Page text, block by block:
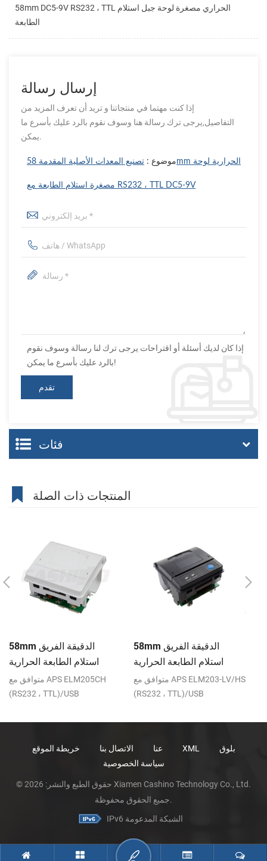
58mm DC5-9V RS232 ، TTL الحراري مصغرة لوحة جبل استلام
الطابعة
إرسال رسالة
إذا كنت مهتما في منتجاتنا و تريد أن تعرف المزيد من
التفاصيل,يرجى ترك رسالة هنا وسوف نقوم بالرد عليك بأسرع ما
يمكن.
موضوع : تصنيع المعدات الأصلية المقدمة 58mm الحرارية لوحة
مصغرة استلام الطابعة مع RS232 ، TTL DC5-9V
إذا كان لديك أسئلة أو اقتراحات يرجى ترك لنا رسالة وسوف نقوم
بالرد عليك بأسرع ما يمكن!
فئات
المنتجات ذات الصلة
58mm الدقيقة الفريق
استلام الطابعة الحرارية
CSN-A1
متوافق مع APS ELM205CH
(RS232 ، TTL)/USB
58mm الدقيقة الفريق
استلام الطابعة الحرارية
CSN-A1K
متوافق مع APS ELM203-LV/HS
(RS232 ، TTL)/USB
عنا الاتصال بنا خريطة الموقع XML
بلوق
سياسة الخصوصية
© حقوق الطبع والنشر: 2026 Xiamen Cashino Technology Co., Ltd.
جميع الحقوق محفوظة.
IPv6 الشبكة المدعومة